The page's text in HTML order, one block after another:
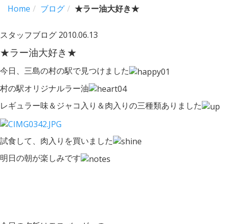
Home ブログ ★ラー油大好き★
スタッフブログ 2010.06.13
★ラー油大好き★
今日、三島の村の駅で見つけました
村の駅オリジナルラー油
レギュラー味＆ジャコ入り＆肉入りの三種類ありました
試食して、肉入りを買いました
明日の朝が楽しみです